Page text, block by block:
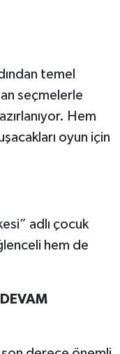
temel
seçmelerle
Hem
oyun için
adlı çocuk
hem de